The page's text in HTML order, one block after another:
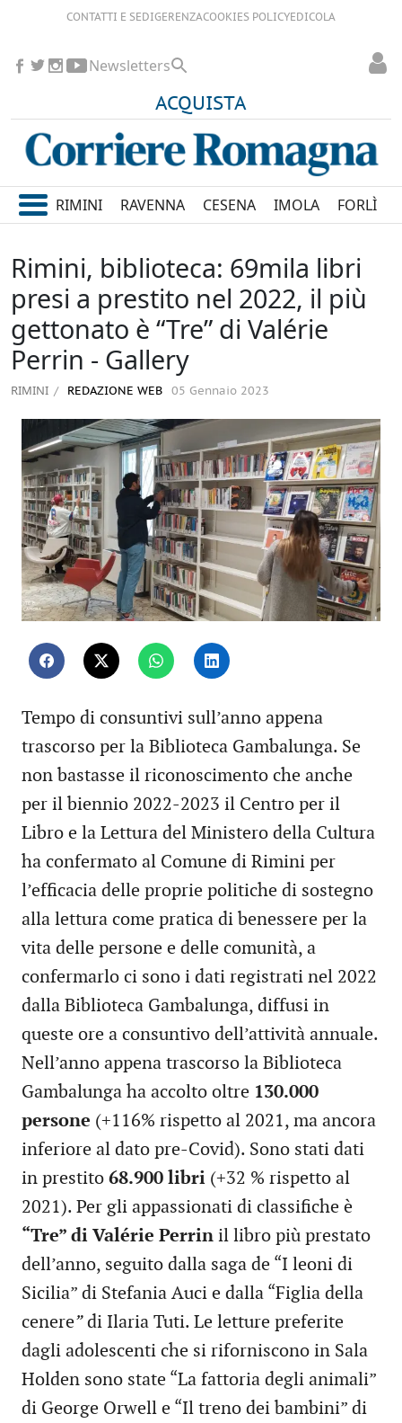
CONTATTI E SEDIGERENZACOOKIES POLICYEDICOLA
ACQUISTA
Newsletters
RIMINI RAVENNA CESENA IMOLA FORLÌ
Rimini, biblioteca: 69mila libri
presi a prestito nel 2022, il più
gettonato è “Tre” di Valérie
Perrin - Gallery
RIMINI REDAZIONE WEB 05 Gennaio 2023
Tempo di consuntivi sull’anno appena
trascorso per la Biblioteca Gambalunga. Se
non bastasse il riconoscimento che anche
per il biennio 2022-2023 il Centro per il
Libro e la Lettura del Ministero della Cultura
ha confermato al Comune di Rimini per
l’efficacia delle proprie politiche di sostegno
alla lettura come pratica di benessere per la
vita delle persone e delle comunità, a
confermarlo ci sono i dati registrati nel 2022
dalla Biblioteca Gambalunga, diffusi in
queste ore a consuntivo dell’attività annuale.
Nell’anno appena trascorso la Biblioteca
Gambalunga ha accolto oltre 130.000
persone (+116% rispetto al 2021, ma ancora
inferiore al dato pre-Covid). Sono stati dati
in prestito 68.900 libri (+32 % rispetto al
2021). Per gli appassionati di classifiche è
“Tre” di Valérie Perrin il libro più prestato
dell’anno, seguito dalla saga de “I leoni di
Sicilia” di Stefania Auci e dalla “Figlia della
cenere”di Ilaria Tuti. Le letture preferite
dagli adolescenti che si riforniscono in Sala
Holden sono state “La fattoria degli animali”
di George Orwell e “Il treno dei bambini” di